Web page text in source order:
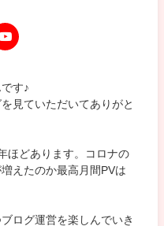
す♪
見ていただいてありがと
ほどあります。コロナの
えたのか最高月間PVは
ログ運営を楽しんでいき